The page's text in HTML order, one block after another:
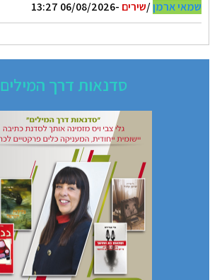
שמאי ארמן/שירים -06/08/2026 13:27
סדנאות דרך המילים